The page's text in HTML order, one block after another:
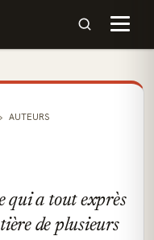
AUTEURS
qui a tout exprès
de plusieurs